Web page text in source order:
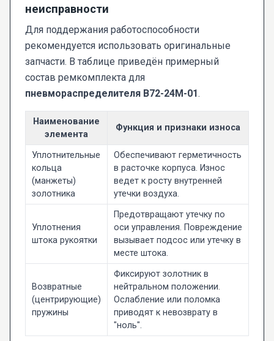
неисправности
Для поддержания работоспособности
рекомендуется использовать оригинальные
запчасти. В таблице приведён примерный
состав ремкомплекта для
пневмораспределителя В72-24М-01.
Наименование
элемента
Функция и признаки износа
Уплотнительные
кольца
(манжеты)
золотника
Обеспечивают герметичность
в расточке корпуса. Износ
ведет к росту внутренней
утечки воздуха.
Уплотнения
штока рукоятки
Предотвращают утечку по
оси управления. Повреждение
вызывает подсос или утечку в
месте штока.
Возвратные
(центрирующие)
пружины
Фиксируют золотник в
нейтральном положении.
Ослабление или поломка
приводят к невозврату в
"ноль".